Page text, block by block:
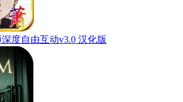
度自由互动v3.0 汉化版